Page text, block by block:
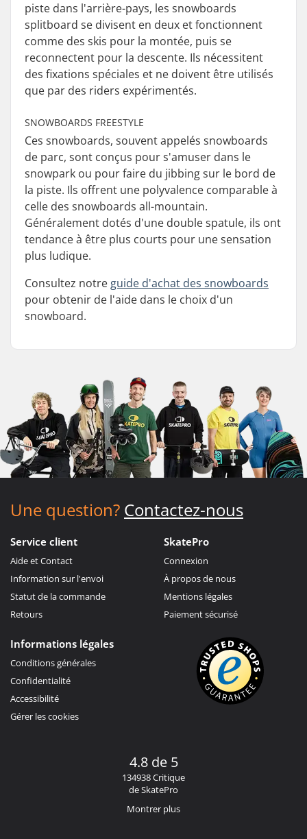
piste dans l'arrière-pays, les snowboards
splitboard se divisent en deux et fonctionnent
comme des skis pour la montée, puis se
reconnectent pour la descente. Ils nécessitent
des fixations spéciales et ne doivent être utilisés
que par des riders expérimentés.
SNOWBOARDS FREESTYLE
Ces snowboards, souvent appelés snowboards
de parc, sont conçus pour s'amuser dans le
snowpark ou pour faire du jibbing sur le bord de
la piste. Ils offrent une polyvalence comparable à
celle des snowboards all-mountain.
Généralement dotés d'une double spatule, ils ont
tendance à être plus courts pour une sensation
plus ludique.
Consultez notre guide d'achat des snowboards
pour obtenir de l'aide dans le choix d'un
snowboard.
Une question? Contactez-nous
Service client
Aide et Contact
Information sur l'envoi
Statut de la commande
Retours
SkatePro
Connexion
À propos de nous
Mentions légales
Paiement sécurisé
Informations légales
Conditions générales
Confidentialité
Accessibilité
Gérer les cookies
4.8 de 5
134938 Critique
de SkatePro
Montrer plus